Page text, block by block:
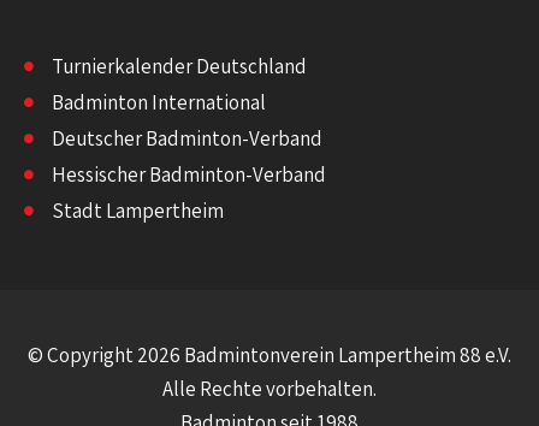
Turnierkalender Deutschland
Badminton International
Deutscher Badminton-Verband
Hessischer Badminton-Verband
Stadt Lampertheim
© Copyright 2026 Badmintonverein Lampertheim 88 e.V.
Alle Rechte vorbehalten.